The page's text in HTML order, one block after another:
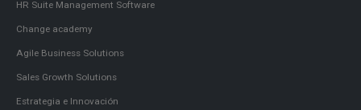
HR Suite Management Software
Change academy
Agile Business Solutions
Sales Growth Solutions
Estrategia e Innovación